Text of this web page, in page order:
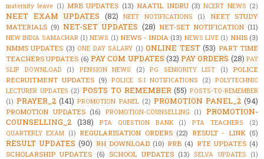
maternity leave (1) MRB UPDATES (13) NAATIL INDRU (3) NCERT NEWS (2)
NEET EXAM UPDATES (82) NEET NOTIFICATIONS (1)
NEET STUDY
MATERIALS (9) NET-SET UPDATES (28) NET-SET NOTIFICATION (11)
NEW INDIA SAMACHAR (1) NEWS (1) NEWS - INDIA (13) NEWS LIVE (1) NHIS (3)
NMMS UPDATES (3) ONE DAY SALARY (1) ONLINE TEST (53) PART TIME
TEACHERS UPDATES (6) PAY COM UPDATES (32) PAY ORDERS (28) PAY
SLIP DOWNLOAD
(1) PENSION NEWS (2) PG SENIORITY LIST (1)
POLICE
RECRUITMENT UPDATES (9) POLICE S.I NOTIFICATIONS (2) POLYTECHNIC
LECTURER UPDATES (2) POSTS TO REMEMBER (55) POSTS-TO-REMEMBER
(1) PRAYER_2 (141) PROMOTION PANEL (2) PROMOTION PANEL_2 (94)
PROMOTION UPDATES (16) PROMOTION-COUNSELLING (1)
PROMOTION-
COUNSELLING_2 (138) PTA QUESTION BANK (1) PTA TEACHERS
(2)
QUARTERLY EXAM (1) REGULARISATION ORDERS (22) RESULT - LINK (5)
RESULT UPDATES (90) RH DOWNLOAD (10) RRB (4) RTE UPDATES (4)
SCHOLARSHIP UPDATES (6) SCHOOL UPDATES (13) SELVA UPDATES
(1)